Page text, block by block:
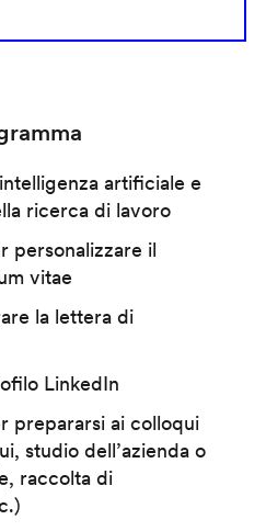
artificiale e
ricerca di lavoro
personalizzare il
vitae
la lettera di
LinkedIn
prepararsi ai colloqui
studio dell’azienda o
raccolta di